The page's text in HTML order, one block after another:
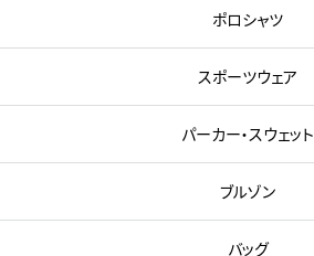
ポロシャツ
スポーツウェア
パーカー・スウェット
ブルゾン
バッグ